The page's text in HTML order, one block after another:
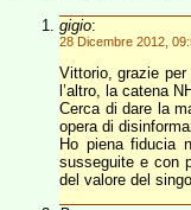
gigio:
28 Dicembre 2012,
Vittorio, grazie
l’altro, la catena
Cerca di dare la
opera di
Ho piena fiducia
susseguite e con
del valore del